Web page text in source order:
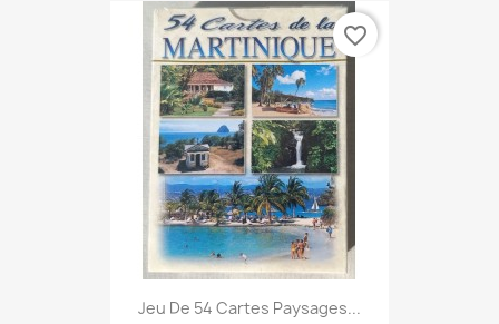
Jeu De 54 Cartes Paysages...
favorite_border